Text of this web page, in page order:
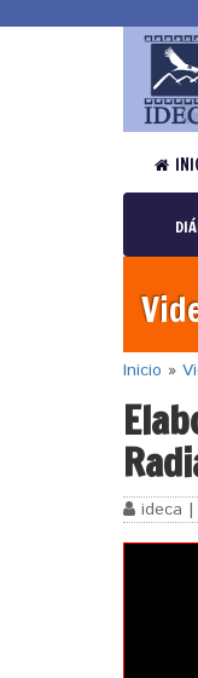
Inicio »
ideca |